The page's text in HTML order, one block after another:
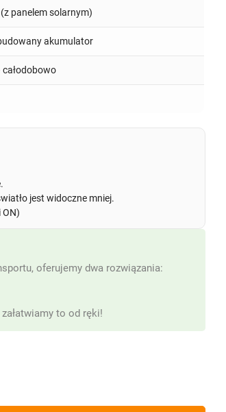
panelem solarnym)
akumulator
jest widoczne mniej.
ON)
oferujemy dwa rozwiązania:
to od ręki!